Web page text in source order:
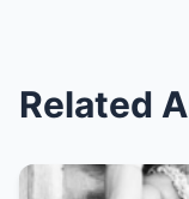
Related